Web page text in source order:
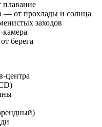
— от прохлады и солнца
заходов
берега
центра